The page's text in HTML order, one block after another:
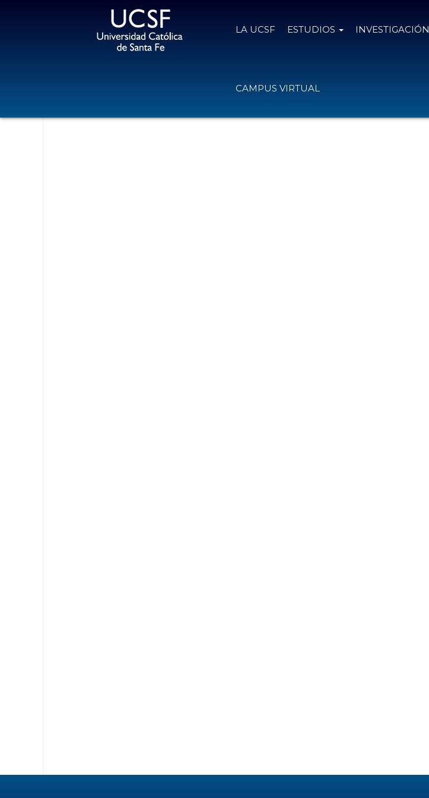
LA UCSF ESTUDIOS INVESTIGACIÓN
CAMPUS VIRTUAL